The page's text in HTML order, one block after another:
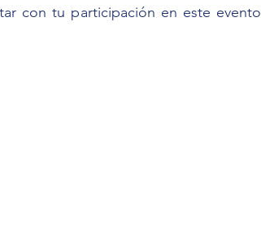
con tu participación en este evento